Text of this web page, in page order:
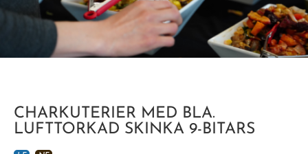
CHARKUTERIER MED BLA.
LUFTTORKAD SKINKA 9-BITARS